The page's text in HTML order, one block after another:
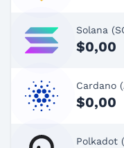
Solana
$0,00
Cardano
$0,00
Polkadot